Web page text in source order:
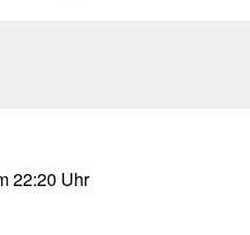
22:20 Uhr